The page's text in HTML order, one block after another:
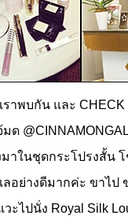
ราพบกัน และ
มด
มาในชุดกระโปรงสั้น
อย่างดีมากค่ะ ขาไป
ะไปนั่ง Royal Silk